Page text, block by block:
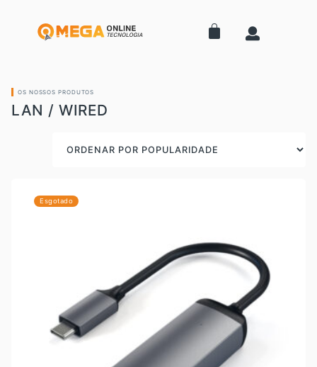
OS NOSSOS PRODUTOS
LAN / WIRED
Esgotado